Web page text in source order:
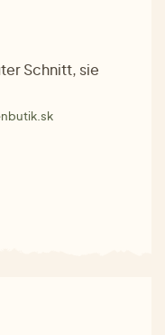
Schnitt, sie